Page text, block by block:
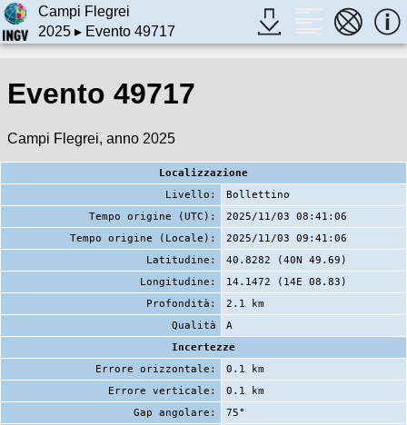
Campi Flegrei
2025▸ Evento 49717
Evento 49717
Campi Flegrei, anno 2025
Localizzazione
Livello:
Bollettino
Tempo origine (UTC):
2025/11/03 08:41:06
Tempo origine (Locale):
2025/11/03 09:41:06
Latitudine:
40.8282 (40N 49.69)
Longitudine:
14.1472 (14E 08.83)
Profondità:
2.1 km
Qualità
A
Incertezze
Errore orizzontale:
0.1 km
Errore verticale:
0.1 km
Gap angolare:
75°